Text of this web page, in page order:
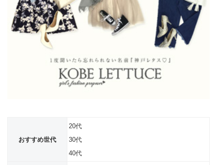
おすすめ世代
20代
30代
40代